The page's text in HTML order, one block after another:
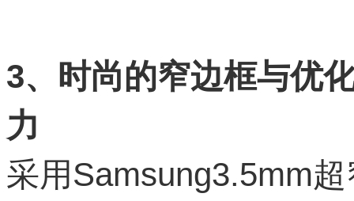
3、时尚的窄边框与优
力
采用Samsung3.5mm